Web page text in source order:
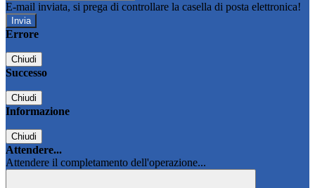
E-mail inviata, si prega di controllare la casella di posta elettronica!
Errore
Chiudi
Successo
Chiudi
Informazione
Chiudi
Attendere...
Attendere il completamento dell'operazione...